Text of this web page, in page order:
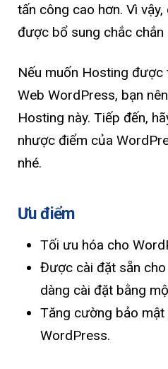
tấn công cao hơn. Vì
được bổ sung chắc chắn
Nếu muốn Hosting
Web WordPress, bạn
Hosting này. Tiếp đến,
nhược điểm của
nhé.
Ưu điểm
Tối ưu hóa cho
Được cài đặt sẵn
dàng cài đặt bằng
Tăng cường bảo
WordPress.